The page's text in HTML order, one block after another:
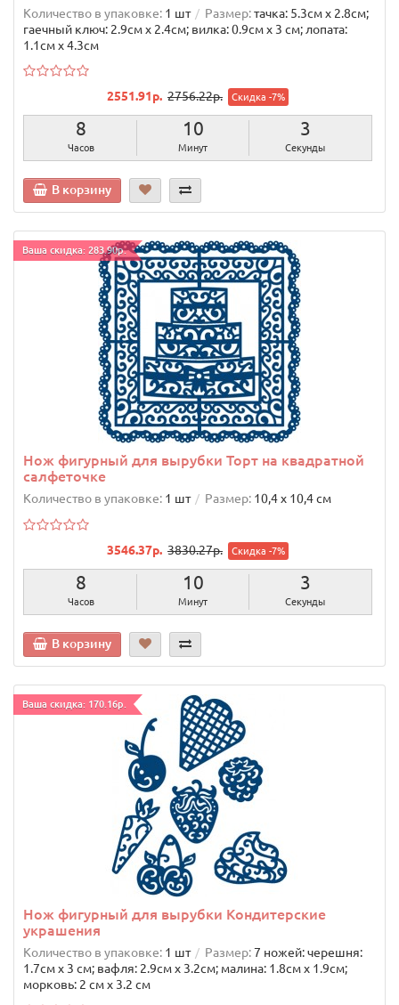
Количество в упаковке: 1 шт Размер:тачка: 5.3cм х 2.8cм;
гаечный ключ: 2.9cм х 2.4cм; вилка: 0.9cм х 3 см; лопата:
1.1cм х 4.3cм
2551.91р. 2756.22р. Скидка -7%
8
Часов
10
Минут
2
Секунды
В корзину
Ваша скидка: 283.90р.
Нож фигурный для вырубки Торт на квадратной
салфеточке
Количество в упаковке: 1 шт Размер: 10,4 х 10,4 cм
3546.37р. 3830.27р. Скидка -7%
8
Часов
10
Минут
2
Секунды
В корзину
Ваша скидка: 170.16р.
Нож фигурный для вырубки Кондитерские
украшения
Количество в упаковке: 1 шт Размер:7 ножей: черешня:
1.7cм х 3 см; вафля: 2.9cм х 3.2cм; малина: 1.8cм х 1.9cм;
морковь: 2 см х 3.2 см